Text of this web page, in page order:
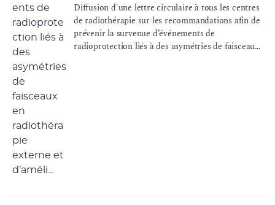
Diffusion d'une lettre circulaire à tous les centres
de radiothérapie sur les recommandations afin de
prévenir la survenue d’événements de
radioprotection liés à des asymétries de faisceaux